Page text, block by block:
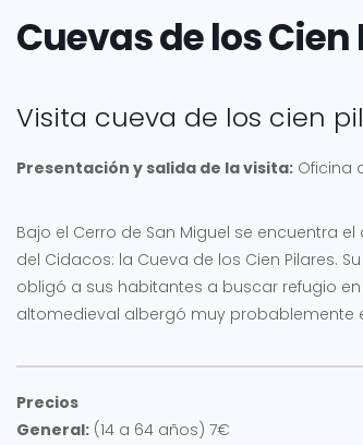
Cuevas de los Cien
Visita cueva de los cien
Presentación y salida de la visita: Oficina
Bajo el Cerro de San Miguel se encuentra
del Cidacos: la Cueva de los Cien Pilares.
obligó a sus habitantes a buscar refugio
altomedieval albergó muy probablemente
Precios
General: (14 a 64 años) 7€